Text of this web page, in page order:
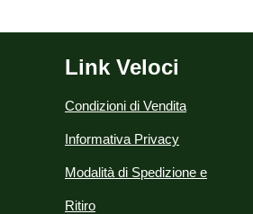
Link Veloci
Condizioni di Vendita
Informativa Privacy
Modalità di Spedizione e
Ritiro